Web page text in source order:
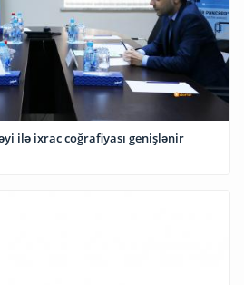
ilə ixrac coğrafiyası genişlənir